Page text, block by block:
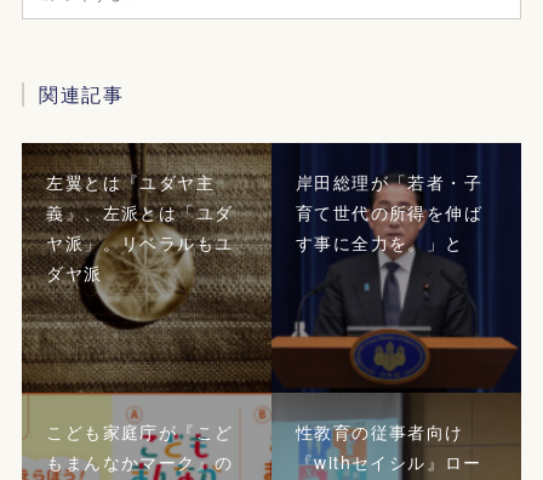
関連記事
左翼とは『ユダヤ主
義』、左派とは「ユダ
ヤ派」。リベラルもユ
ダヤ派
岸田総理が「若者・子
育て世代の所得を伸ば
す事に全力を。」と
こども家庭庁が『こど
もまんなかマーク』の
性教育の従事者向け
『withセイシル』ロー